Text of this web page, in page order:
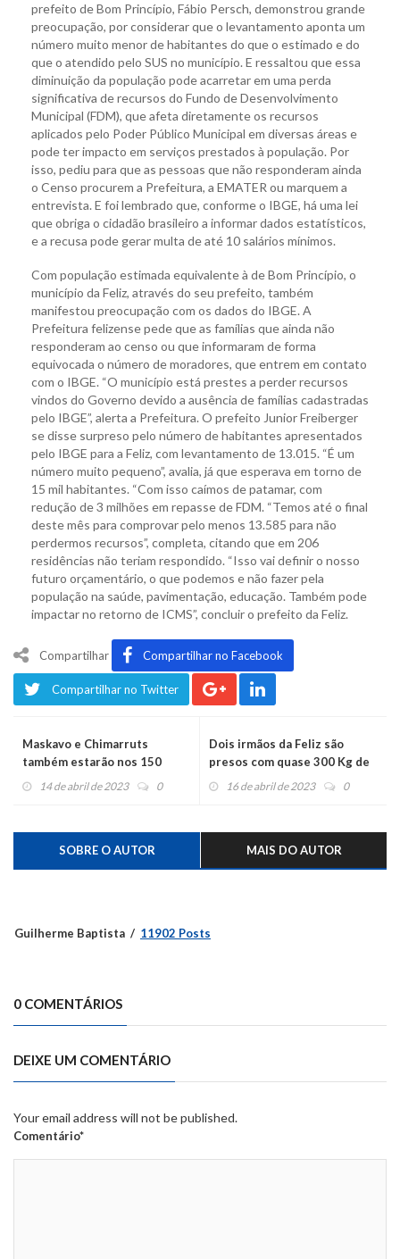
prefeito de Bom Princípio, Fábio Persch, demonstrou grande
preocupação, por considerar que o levantamento aponta um
número muito menor de habitantes do que o estimado e do
que o atendido pelo SUS no município. E ressaltou que essa
diminuição da população pode acarretar em uma perda
significativa de recursos do Fundo de Desenvolvimento
Municipal (FDM), que afeta diretamente os recursos
aplicados pelo Poder Público Municipal em diversas áreas e
pode ter impacto em serviços prestados à população. Por
isso, pediu para que as pessoas que não responderam ainda
o Censo procurem a Prefeitura, a EMATER ou marquem a
entrevista. E foi lembrado que, conforme o IBGE, há uma lei
que obriga o cidadão brasileiro a informar dados estatísticos,
e a recusa pode gerar multa de até 10 salários mínimos.
Com população estimada equivalente à de Bom Princípio, o
município da Feliz, através do seu prefeito, também
manifestou preocupação com os dados do IBGE. A
Prefeitura felizense pede que as famílias que ainda não
responderam ao censo ou que informaram de forma
equivocada o número de moradores, que entrem em contato
com o IBGE. “O município está prestes a perder recursos
vindos do Governo devido a ausência de famílias cadastradas
pelo IBGE”, alerta a Prefeitura. O prefeito Junior Freiberger
se disse surpreso pelo número de habitantes apresentados
pelo IBGE para a Feliz, com levantamento de 13.015. “É um
número muito pequeno”, avalia, já que esperava em torno de
15 mil habitantes. “Com isso caímos de patamar, com
redução de 3 milhões em repasse de FDM. “Temos até o final
deste mês para comprovar pelo menos 13.585 para não
perdermos recursos”, completa, citando que em 206
residências não teriam respondido. “Isso vai definir o nosso
futuro orçamentário, o que podemos e não fazer pela
população na saúde, pavimentação, educação. Também pode
impactar no retorno de ICMS”, concluir o prefeito da Feliz.
Compartilhar Compartilhar no Facebook
Compartilhar no Twitter
Maskavo e Chimarruts
também estarão nos 150
anos de Montenegro
14 de abril de 2023 0
Dois irmãos da Feliz são
presos com quase 300 Kg de
maconha
16 de abril de 2023 0
SOBRE O AUTOR MAIS DO AUTOR
Guilherme Baptista 11902 Posts
0 COMENTÁRIOS
DEIXE UM COMENTÁRIO
Your email address will not be published.
Comentário*